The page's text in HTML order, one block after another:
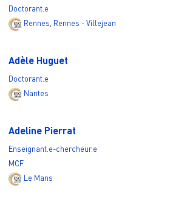
Doctorant.e
Rennes, Rennes - Villejean
Adèle Huguet
Doctorant.e
Nantes
Adeline Pierrat
Enseignant.e-chercheur.e
MCF
Le Mans